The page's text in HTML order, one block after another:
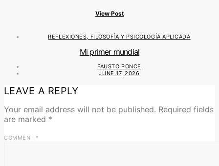
View Post
REFLEXIONES, FILOSOFÍA Y PSICOLOGÍA APLICADA
Mi primer mundial
FAUSTO PONCE
JUNE 17, 2026
LEAVE A REPLY
Your email address will not be published. Required fields
are marked *
COMMENT *